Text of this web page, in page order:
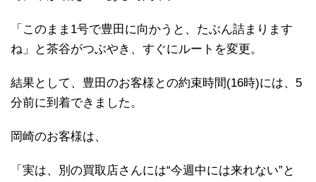
「このまま1号で豊田に向かうと、たぶん詰まります
ね」と茶谷がつぶやき、すぐにルートを変更。
結果として、豊田のお客様との約束時間(16時)には、5
分前に到着できました。
岡崎のお客様は、
「実は、別の買取店さんには“今週中には来れない”と